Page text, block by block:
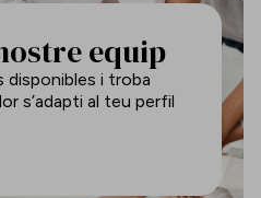
equip
i troba
s’adapti al teu perfil